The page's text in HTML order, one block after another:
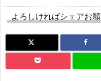
よろしければシェアお